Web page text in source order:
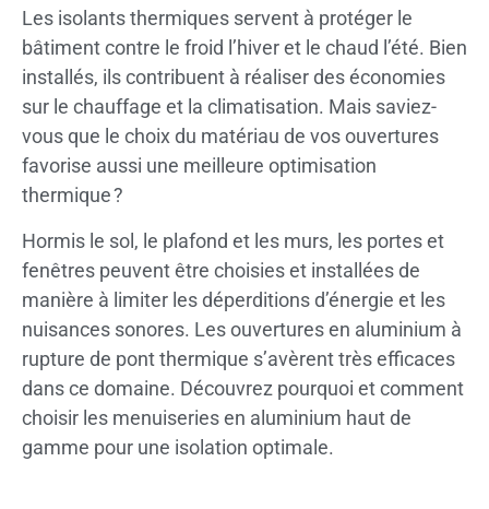
Les isolants thermiques servent à protéger le
bâtiment contre le froid l’hiver et le chaud l’été. Bien
installés, ils contribuent à réaliser des économies
sur le chauffage et la climatisation. Mais saviez-
vous que le choix du matériau de vos ouvertures
favorise aussi une meilleure optimisation
thermique ?
Hormis le sol, le plafond et les murs, les portes et
fenêtres peuvent être choisies et installées de
manière à limiter les déperditions d’énergie et les
nuisances sonores. Les ouvertures en aluminium à
rupture de pont thermique s’avèrent très efficaces
dans ce domaine. Découvrez pourquoi et comment
choisir les menuiseries en aluminium haut de
gamme pour une isolation optimale.